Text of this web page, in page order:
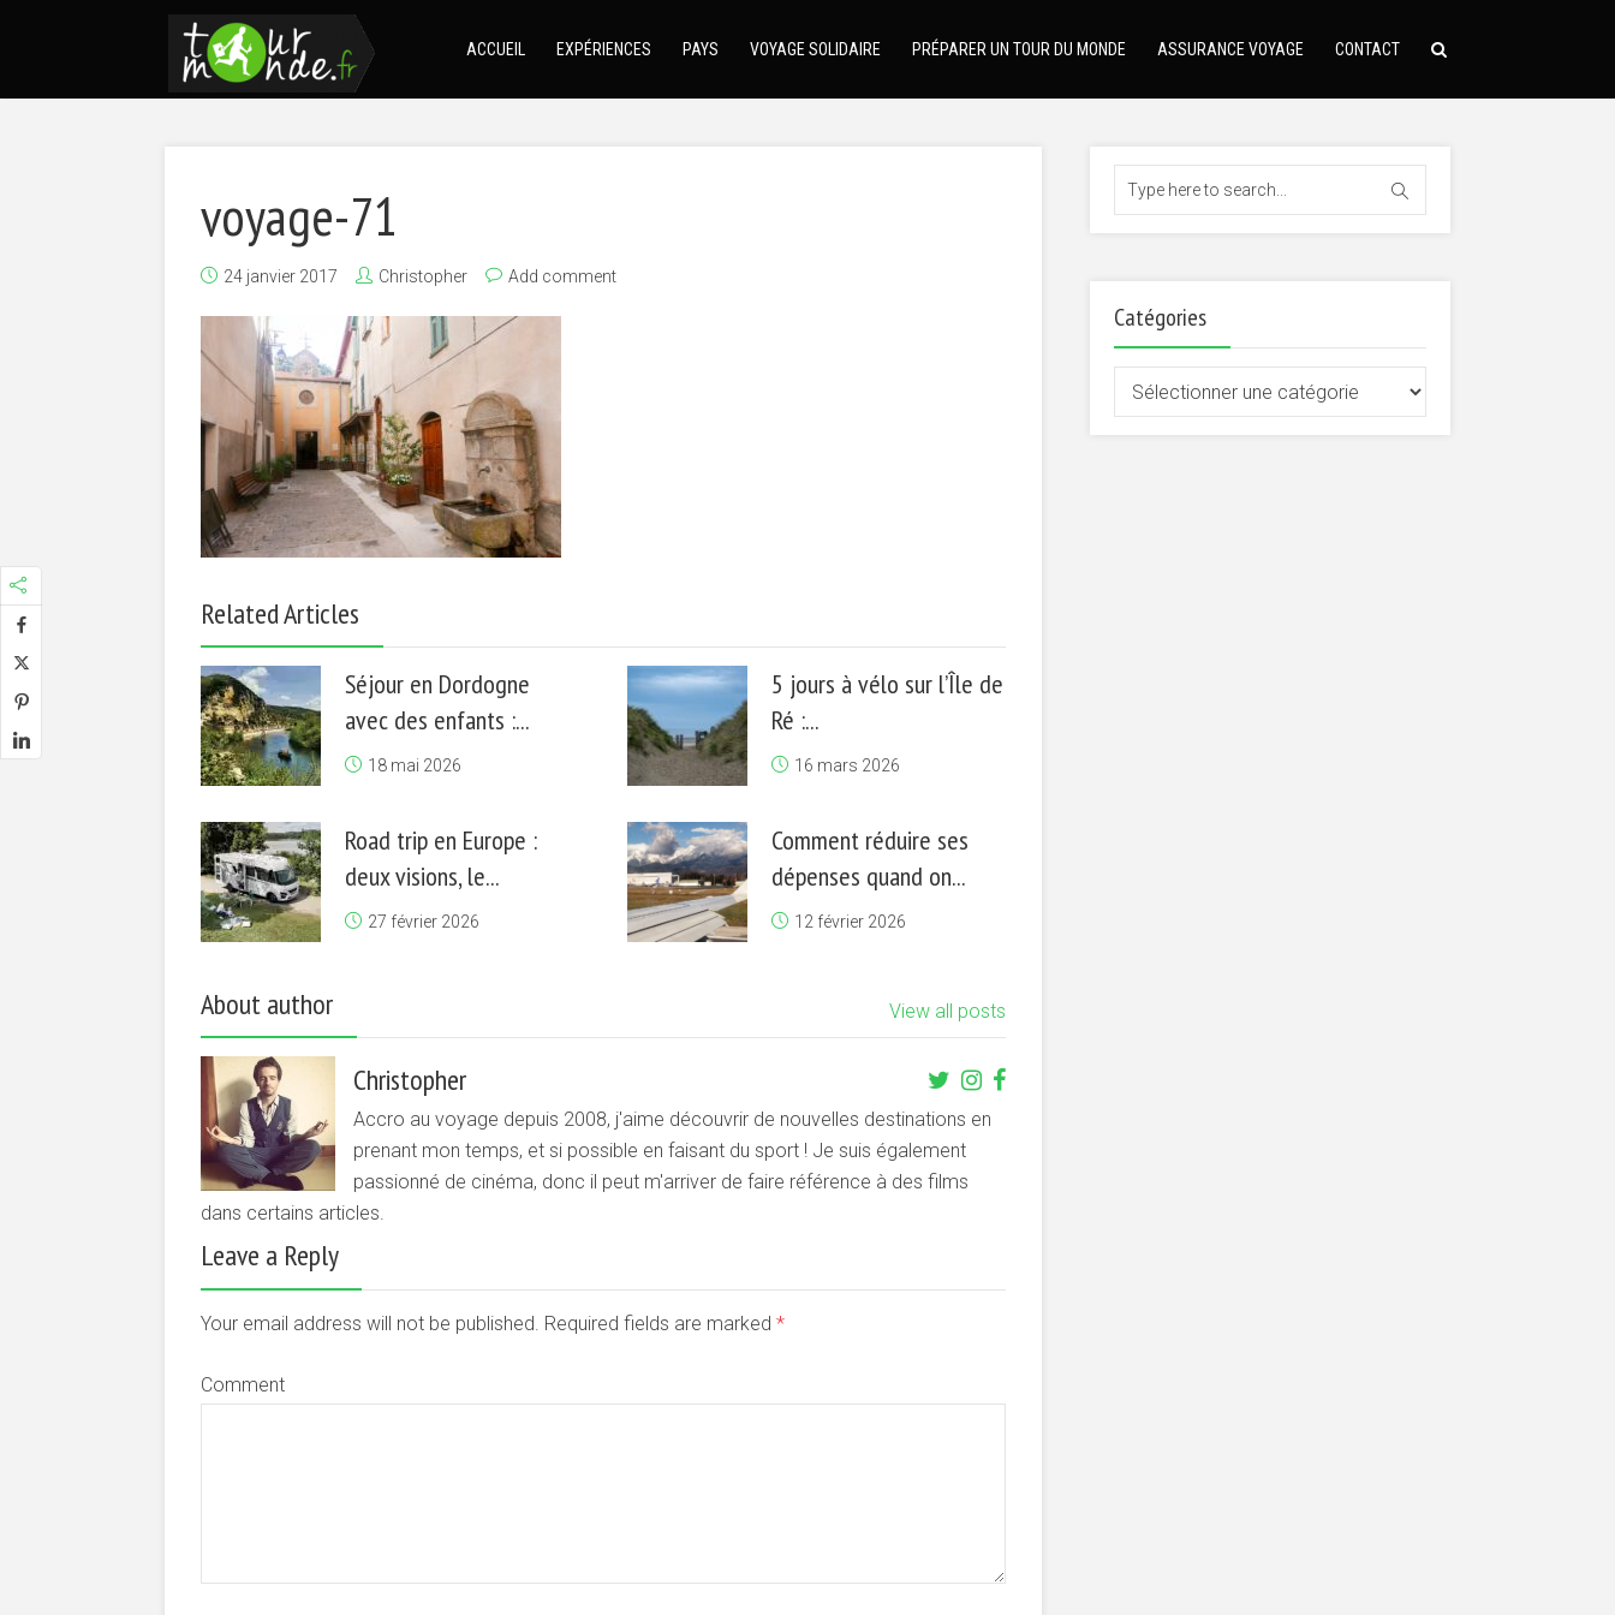
ACCUEIL EXPÉRIENCES PAYS VOYAGE SOLIDAIRE PRÉPARER UN TOUR DU MONDE ASSURANCE VOYAGE CONTACT
voyage-71
24 janvier 2017 Christopher Add comment
Related Articles
Séjour en Dordogne
avec des enfants :...
18 mai 2026
5 jours à vélo sur l’Île de
Ré :...
16 mars 2026
Road trip en Europe :
deux visions, le...
27 février 2026
Comment réduire ses
dépenses quand on...
12 février 2026
About author View all posts
Christopher
Accro au voyage depuis 2008, j'aime découvrir de nouvelles destinations en
prenant mon temps, et si possible en faisant du sport ! Je suis également
passionné de cinéma, donc il peut m'arriver de faire référence à des films
dans certains articles.
Leave a Reply
Your email address will not be published. Required fields are marked *
Comment
Catégories